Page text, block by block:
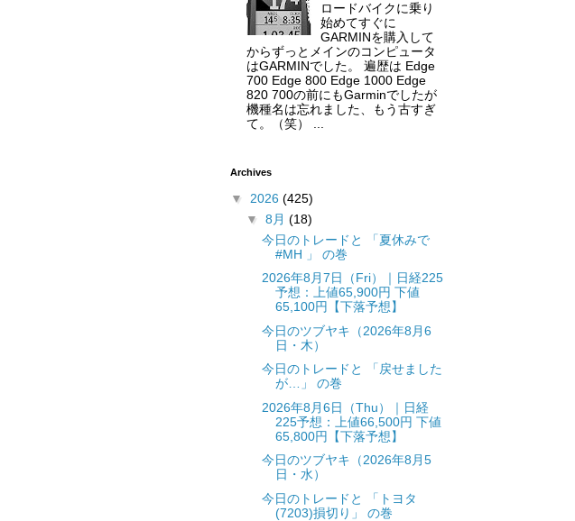
ロードバイクに乗り
始めてすぐに
GARMINを購入して
からずっとメインのコンピュータ
はGARMINでした。 遍歴は Edge
700 Edge 800 Edge 1000 Edge
820 700の前にもGarminでしたが
機種名は忘れました、もう古すぎ
て。（笑） ...
Archives
▼ 2026 (425)
▼ 8月 (18)
今日のトレードと 「夏休みで
#MH 」 の巻
2026年8月7日（Fri）｜日経225
予想：上値65,900円 下値
65,100円【下落予想】
今日のツブヤキ（2026年8月6
日・木）
今日のトレードと 「戻せました
が…」 の巻
2026年8月6日（Thu）｜日経
225予想：上値66,500円 下値
65,800円【下落予想】
今日のツブヤキ（2026年8月5
日・水）
今日のトレードと 「トヨタ
(7203)損切り」 の巻